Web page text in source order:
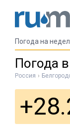
Погода на
Погода
Россия